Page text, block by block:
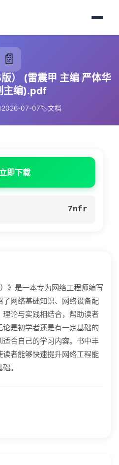
📄
） (雷震甲 主编 严体华
主编).pdf
2026-07-07🏷️文档
即下载
7nfr
》是一本专为网络工程师编写
网络基础知识、网络设备配
论与实践相结合，帮助读者
是初学者还是有一定基础的
合自己的学习内容。书中丰
者能够快速提升网络工程能
。